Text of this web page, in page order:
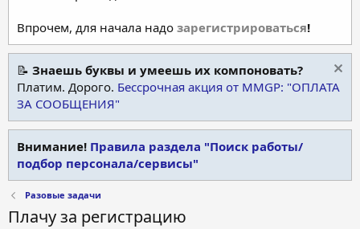
Впрочем, для начала надо зарегистрироваться!
📝 Знаешь буквы и умеешь их компоновать?
Платим. Дорого. Бессрочная акция от MMGP: "ОПЛАТА
ЗА СООБЩЕНИЯ"
Внимание! Правила раздела "Поиск работы/
подбор персонала/сервисы"
Разовые задачи
Плачу за регистрацию